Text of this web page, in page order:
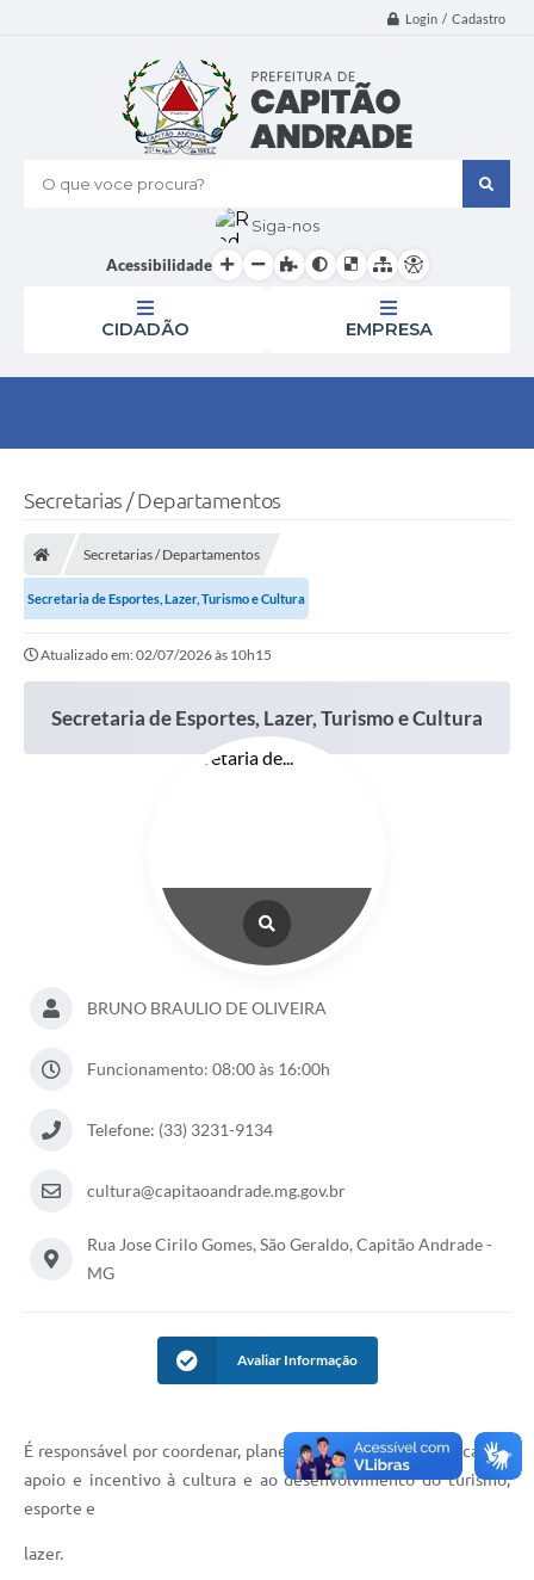
Login / Cadastro
O que voce procura?
Siga-nos
Acessibilidade
CIDADÃO EMPRESA
Secretarias / Departamentos
Secretarias / Departamentos
Secretaria de Esportes, Lazer, Turismo e Cultura
Atualizado em: 02/07/2026 às 10h15
Secretaria de Esportes, Lazer, Turismo e Cultura
BRUNO BRAULIO DE OLIVEIRA
Funcionamento: 08:00 às 16:00h
Telefone: (33) 3231-9134
cultura@capitaoandrade.mg.gov.br
Rua Jose Cirilo Gomes, São Geraldo, Capitão Andrade -
MG
Avaliar Informação
É responsável por coordenar, planejar e implantar as políticas de
apoio e incentivo à cultura e ao desenvolvimento do turismo,
esporte e
lazer.